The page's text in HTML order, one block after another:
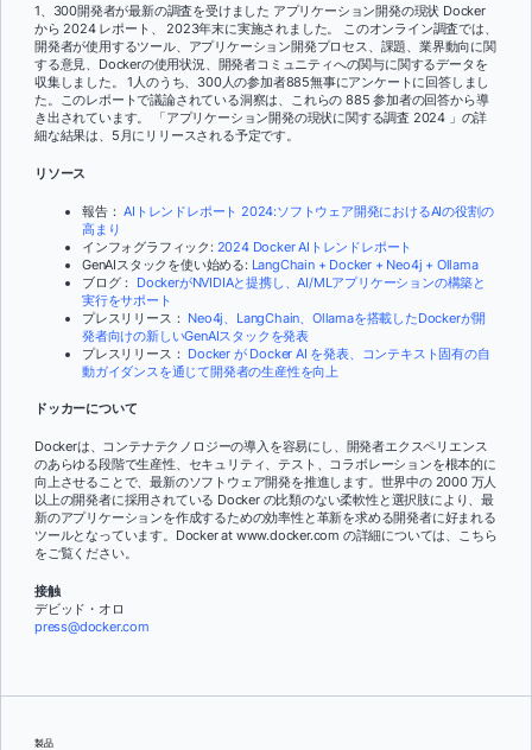
1、300開発者が最新の調査を受けました アプリケーション開発の現状 Docker
から 2024 レポート 、 2023年末に実施されました。 このオンライン調査では、
開発者が使用するツール、アプリケーション開発プロセス、課題、業界動向に関
する意見、Dockerの使用状況、開発者コミュニティへの関与に関するデータを
収集しました。 1人のうち、300人の参加者885無事にアンケートに回答しまし
た。このレポートで議論されている洞察は、これらの 885 参加者の回答から導
き出されています。 「アプリケーション開発の現状に関する調査 2024 」の詳
細な結果は、5月にリリースされる予定です。
リソース
報告：AIトレンドレポート 2024:ソフトウェア開発におけるAIの役割の
高まり
インフォグラフィック: 2024 Docker AIトレンドレポート
GenAIスタックを使い始める: LangChain + Docker + Neo4j + Ollama
ブログ： DockerがNVIDIAと提携し、AI/MLアプリケーションの構築と
実行をサポート
プレスリリース： Neo4j、LangChain、Ollamaを搭載したDockerが開
発者向けの新しいGenAIスタックを発表
プレスリリース： Docker が Docker AI を発表、コンテキスト固有の自
動ガイダンスを通じて開発者の生産性を向上
ドッカーについて
Dockerは、コンテナテクノロジーの導入を容易にし、開発者エクスペリエンス
のあらゆる段階で生産性、セキュリティ、テスト、コラボレーションを根本的に
向上させることで、最新のソフトウェア開発を推進します。世界中の 2000 万人
以上の開発者に採用されている Docker の比類のない柔軟性と選択肢により、最
新のアプリケーションを作成するための効率性と革新を求める開発者に好まれる
ツールとなっています。Docker at www.docker.com の詳細については、こちら
をご覧ください。
接触
デビッド・オロ
press@docker.com
製品